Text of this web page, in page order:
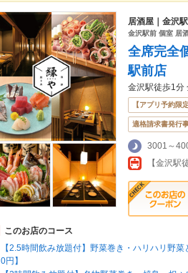
居酒屋｜金沢駅
金沢駅前 個室 居
全席完全
駅前店
金沢駅徒歩1分
【アプリ予約限
適格請求書発行
3001～
【金沢駅
このお店のコース
【2.5時間飲み放題付】野菜巻き・ハリハリ
0円】